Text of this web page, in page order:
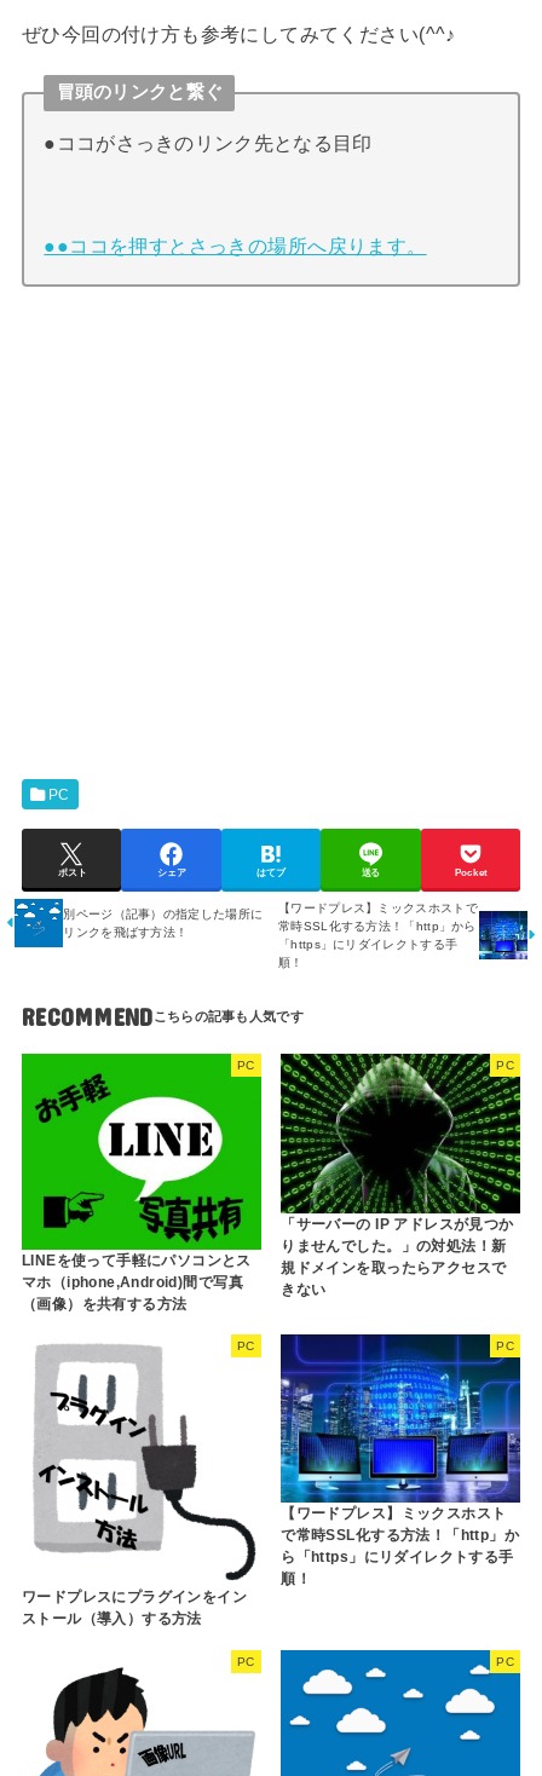
ぜひ今回の付け方も参考にしてみてください(^^♪
冒頭のリンクと繋ぐ
●ココがさっきのリンク先となる目印
●●ココを押すとさっきの場所へ戻ります。
PC
ポスト シェア はてブ 送る Pocket
別ページ（記事）の指定した場所に
リンクを飛ばす方法！
【ワードプレス】ミックスホストで
常時SSL化する方法！「http」から
「https」にリダイレクトする手
順！
RECOMMEND
PC
LINEを使って手軽にパソコンとス
マホ（iphone,Android)間で写真
（画像）を共有する方法
PC
「サーバーの IP アドレスが見つか
りませんでした。」の対処法！新
規ドメインを取ったらアクセスで
きない
PC
ワードプレスにプラグインをイン
ストール（導入）する方法
PC
【ワードプレス】ミックスホスト
で常時SSL化する方法！「http」か
ら「https」にリダイレクトする手
順！
PC PC